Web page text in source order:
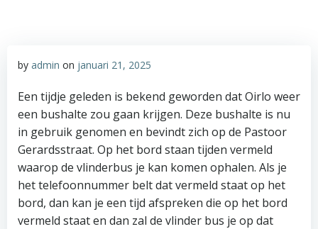
by admin on januari 21, 2025
Een tijdje geleden is bekend geworden dat Oirlo weer
een bushalte zou gaan krijgen. Deze bushalte is nu
in gebruik genomen en bevindt zich op de Pastoor
Gerardsstraat. Op het bord staan tijden vermeld
waarop de vlinderbus je kan komen ophalen. Als je
het telefoonnummer belt dat vermeld staat op het
bord, dan kan je een tijd afspreken die op het bord
vermeld staat en dan zal de vlinder bus je op dat